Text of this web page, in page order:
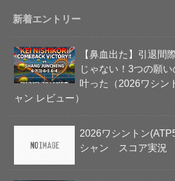
新着エントリー
【鼻血出た】引退間
じゃない！3つの願
叶った（2026ワシン
ャン レビュー）
2026ワシントン
シャン スコア実況